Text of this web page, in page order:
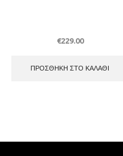
€229.00
ΠΡΟΣΘΉΚΗ ΣΤΟ ΚΑΛΆΘΙ